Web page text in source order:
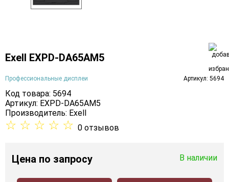
Exell EXPD-DA65AM5
Профессиональные дисплеи Артикул: 5694
Код товара: 5694
Артикул: EXPD-DA65AM5
Производитель: Exell
☆ ☆ ☆ ☆ ☆ 0 отзывов
Цена по запросу В наличии